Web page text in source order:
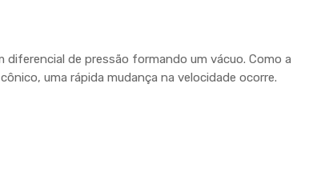
diferencial de pressão formando um vácuo. Como a
uma rápida mudança na velocidade ocorre.